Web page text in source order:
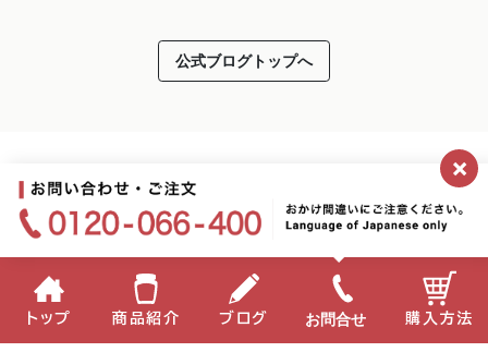
公式ブログトップへ
×
トップ 商品紹介 ブログ お問合せ 購入方法